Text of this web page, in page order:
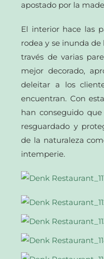
apostado por la
El interior hace las
rodea y se inunda de
través de varias
mejor decorado,
deleitar a los
encuentran. Con
han conseguido
resguardado y
de la naturaleza
intemperie.